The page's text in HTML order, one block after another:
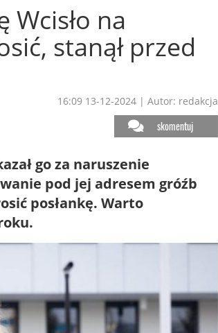
Wcisło na
stanął przed
16:09 13-12-2024 | Autor: redakcja
skomentuj
go za naruszenie
pod jej adresem gróźb
posłankę. Warto